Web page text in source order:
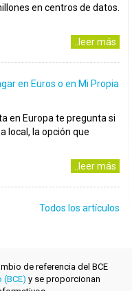
en centros de datos.
..leer más
en Euros o en Mi Propia
en Europa te pregunta si
local, la opción que
..leer más
Todos los artículos
de referencia del BCE
(BCE) y se proporcionan